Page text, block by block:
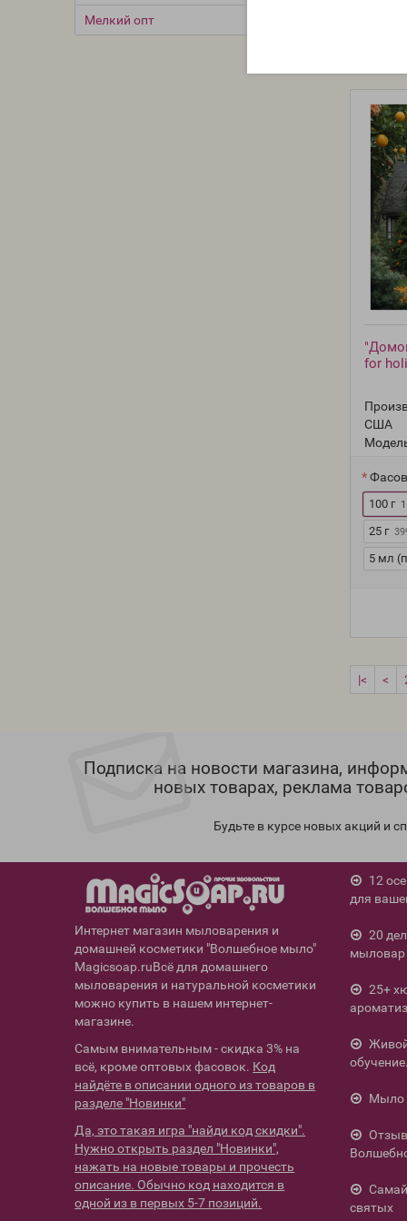
Мелкий опт
for
США
100 г
25 г
5 мл
|< <
Подписка на новости магазина,
новых товарах, реклама
Будьте в курсе новых акций и
Интернет магазин мыловарения и
домашней косметики "Волшебное мыло"
Magicsoap.ruВсё для домашнего
мыловарения и натуральной косметики
можно купить в нашем интернет-
магазине.
Самым внимательным - скидка 3% на
всё, кроме оптовых фасовок. Код
найдёте в описании одного из товаров в
разделе "Новинки"
Да, это такая игра "найди код скидки".
Нужно открыть раздел "Новинки",
нажать на новые товары и прочесть
описание. Обычно код находится в
одной из в первых 5-7 позиций.
12
для
20
мыловар
25+
обучение.
Мыло
святых